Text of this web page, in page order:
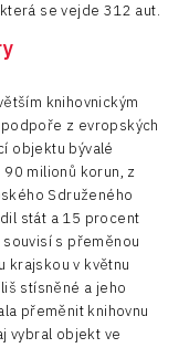
se vejde 312 aut.
knihovnickým
z evropských
objektu bývalé
milionů korun, z
Sdruženého
stát a 15 procent
s přeměnou
krajskou v květnu
stísněné a jeho
přeměnit knihovnu
vybral objekt ve